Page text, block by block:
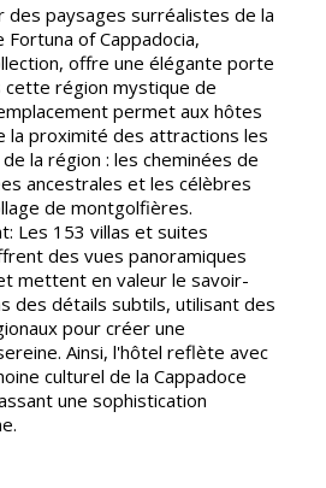
des paysages surréalistes de la
Fortuna of Cappadocia,
offre une élégante porte
région mystique de
permet aux hôtes
la proximité des attractions les
la région : les cheminées de
ancestrales et les célèbres
de montgolfières.
Les 153 villas et suites
des vues panoramiques
mettent en valeur le savoir-
des détails subtils, utilisant des
pour créer une
Ainsi, l'hôtel reflète avec
culturel de la Cappadoce
une sophistication